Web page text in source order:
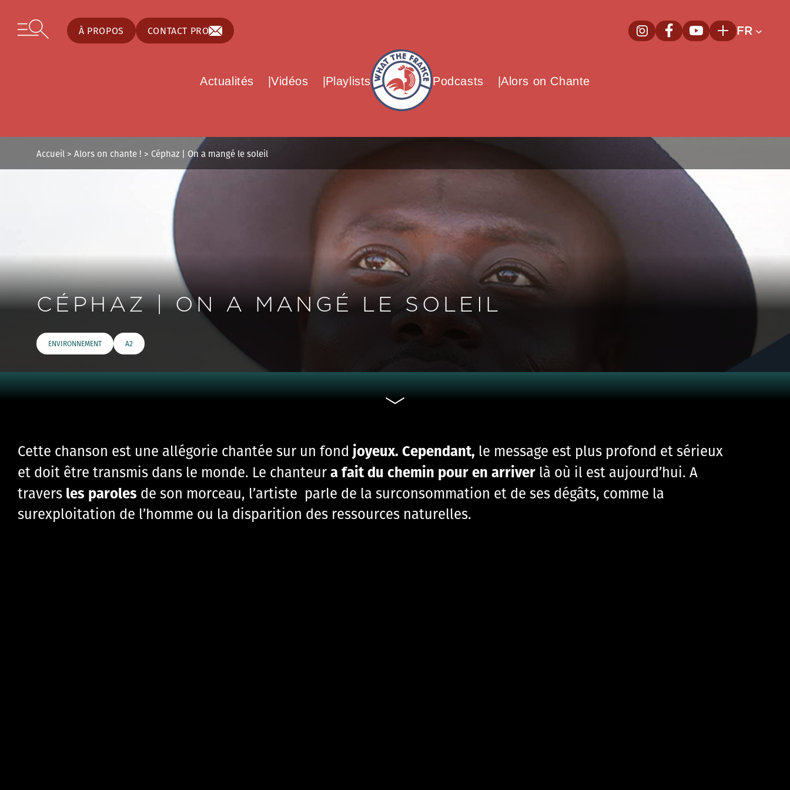
Skip to content
Open secondary menu
À PROPOS CONTACT PRO InstagramNouvelle fenêtre
FacebookNouvelle fenêtre
YoutubeNouvelle
PlusFR
Actualités Vidéos Playlists
What The France – Back to homepage
Podcasts Alors on Chante
Accueil > Alors on chante ! > Céphaz | On a mangé le soleil
CÉPHAZ | ON A MANGÉ LE SOLEIL
ENVIRONNEMENT A2
Cette chanson est une allégorie chantée sur un fond joyeux.Cependant, le message est plus profond et sérieux
et doit être transmis dans le monde. Le chanteurafaitduchemin pourenarriver là où il est aujourd’hui. A
travers les paroles de son morceau, l’artiste parle de la surconsommation et de ses dégâts, comme la
surexploitation de l’homme ou la disparition des ressources naturelles.